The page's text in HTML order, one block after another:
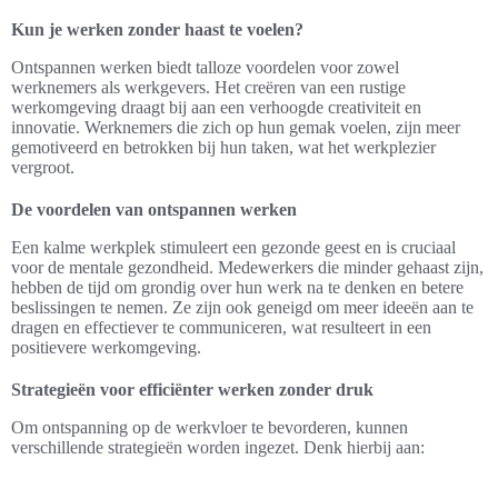
Kun je werken zonder haast te voelen?
Ontspannen werken biedt talloze voordelen voor zowel
werknemers als werkgevers. Het creëren van een rustige
werkomgeving draagt bij aan een verhoogde creativiteit en
innovatie. Werknemers die zich op hun gemak voelen, zijn meer
gemotiveerd en betrokken bij hun taken, wat het werkplezier
vergroot.
De voordelen van ontspannen werken
Een kalme werkplek stimuleert een gezonde geest en is cruciaal
voor de mentale gezondheid. Medewerkers die minder gehaast zijn,
hebben de tijd om grondig over hun werk na te denken en betere
beslissingen te nemen. Ze zijn ook geneigd om meer ideeën aan te
dragen en effectiever te communiceren, wat resulteert in een
positievere werkomgeving.
Strategieën voor efficiënter werken zonder druk
Om ontspanning op de werkvloer te bevorderen, kunnen
verschillende strategieën worden ingezet. Denk hierbij aan: